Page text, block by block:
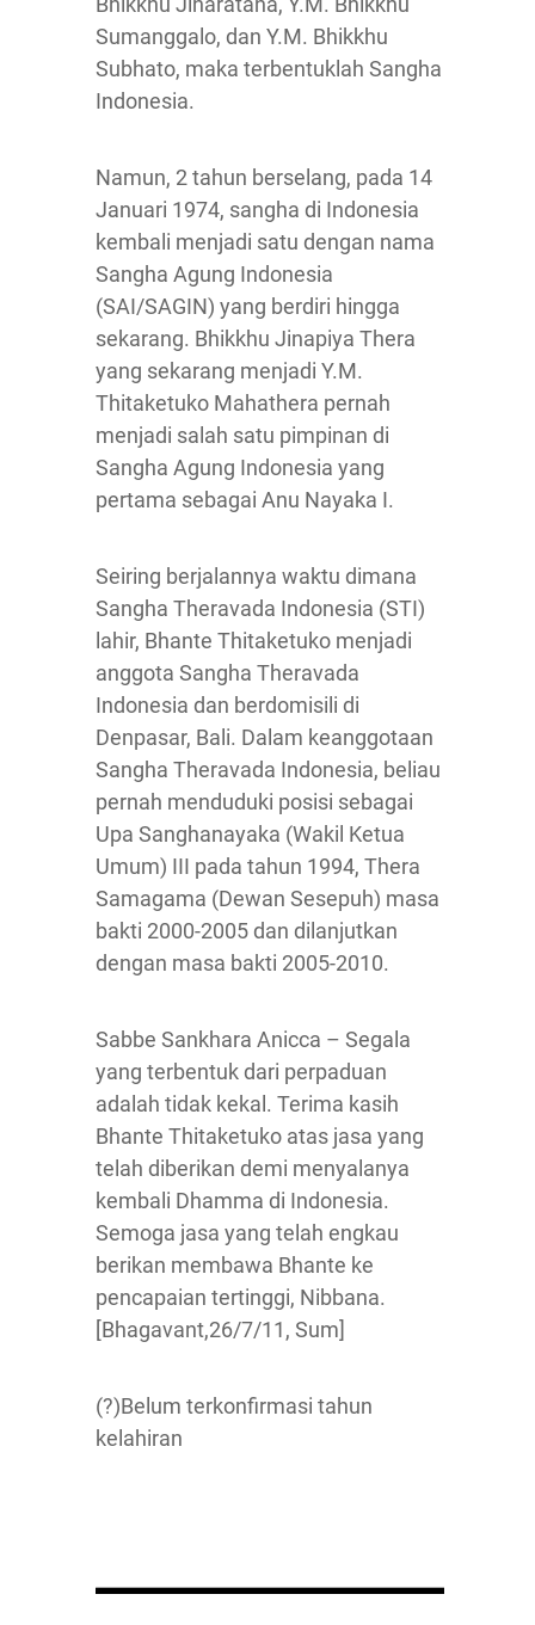
Sumanggalo, dan Y.M. Bhikkhu
Subhato, maka terbentuklah Sangha
Indonesia.
Namun, 2 tahun berselang, pada 14
Januari 1974, sangha di Indonesia
kembali menjadi satu dengan nama
Sangha Agung Indonesia
(SAI/SAGIN) yang berdiri hingga
sekarang. Bhikkhu Jinapiya Thera
yang sekarang menjadi Y.M.
Thitaketuko Mahathera pernah
menjadi salah satu pimpinan di
Sangha Agung Indonesia yang
pertama sebagai Anu Nayaka I.
Seiring berjalannya waktu dimana
Sangha Theravada Indonesia (STI)
lahir, Bhante Thitaketuko menjadi
anggota Sangha Theravada
Indonesia dan berdomisili di
Denpasar, Bali. Dalam keanggotaan
Sangha Theravada Indonesia, beliau
pernah menduduki posisi sebagai
Upa Sanghanayaka (Wakil Ketua
Umum) III pada tahun 1994, Thera
Samagama (Dewan Sesepuh) masa
bakti 2000-2005 dan dilanjutkan
dengan masa bakti 2005-2010.
Sabbe Sankhara Anicca – Segala
yang terbentuk dari perpaduan
adalah tidak kekal. Terima kasih
Bhante Thitaketuko atas jasa yang
telah diberikan demi menyalanya
kembali Dhamma di Indonesia.
Semoga jasa yang telah engkau
berikan membawa Bhante ke
pencapaian tertinggi, Nibbana.
[Bhagavant,26/7/11, Sum]
(?)Belum terkonfirmasi tahun
kelahiran